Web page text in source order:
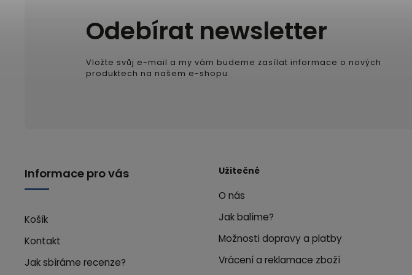
Odebírat newsletter
Vložte svůj e-mail a my vám budeme zasílat informace o nových
produktech na našem e-shopu.
Informace pro vás
Košík
Kontakt
Jak sbíráme recenze?
Užitečné
O nás
Jak balíme?
Možnosti dopravy a platby
Vrácení a reklamace zboží